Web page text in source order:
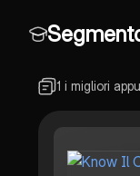
1 i migliori